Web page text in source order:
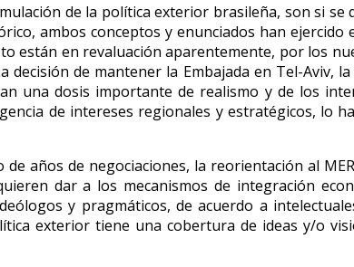
de la política exterior brasileña, son si se
ambos conceptos y enunciados han
están en revaluación aparentemente, por los
de mantener la Embajada en Tel-Aviv,
una dosis importante de realismo y de los
de intereses regionales y estratégicos, lo
años de negociaciones, la reorientación al
dar a los mecanismos de integración
y pragmáticos, de acuerdo a
exterior tiene una cobertura de ideas y/o